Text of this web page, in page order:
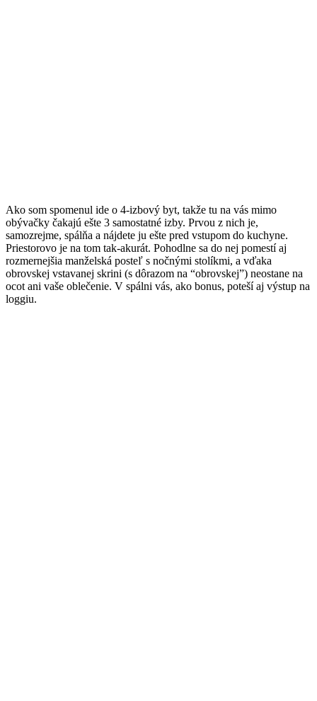
Ako som spomenul ide o 4-izbový byt, takže tu na vás mimo
obývačky čakajú ešte 3 samostatné izby. Prvou z nich je,
samozrejme, spálňa a nájdete ju ešte pred vstupom do kuchyne.
Priestorovo je na tom tak-akurát. Pohodlne sa do nej pomestí aj
rozmernejšia manželská posteľ s nočnými stolíkmi, a vďaka
obrovskej vstavanej skrini (s dôrazom na “obrovskej”) neostane na
ocot ani vaše oblečenie. V spálni vás, ako bonus, poteší aj výstup na
loggiu.